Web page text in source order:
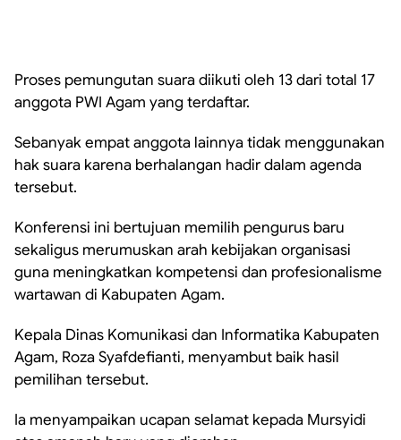
Proses pemungutan suara diikuti oleh 13 dari total 17
anggota PWI Agam yang terdaftar.
Sebanyak empat anggota lainnya tidak menggunakan
hak suara karena berhalangan hadir dalam agenda
tersebut.
Konferensi ini bertujuan memilih pengurus baru
sekaligus merumuskan arah kebijakan organisasi
guna meningkatkan kompetensi dan profesionalisme
wartawan di Kabupaten Agam.
Kepala Dinas Komunikasi dan Informatika Kabupaten
Agam, Roza Syafdefianti, menyambut baik hasil
pemilihan tersebut.
Ia menyampaikan ucapan selamat kepada Mursyidi